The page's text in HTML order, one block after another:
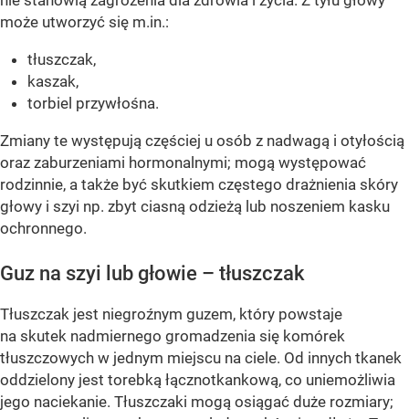
może utworzyć się m.in.:
tłuszczak,
kaszak,
torbiel przywłośna.
Zmiany te występują częściej u osób z nadwagą i otyłością
oraz zaburzeniami hormonalnymi; mogą występować
rodzinnie, a także być skutkiem częstego drażnienia skóry
głowy i szyi np. zbyt ciasną odzieżą lub noszeniem kasku
ochronnego.
Guz na szyi lub głowie – tłuszczak
Tłuszczak jest niegroźnym guzem, który powstaje
na skutek nadmiernego gromadzenia się komórek
tłuszczowych w jednym miejscu na ciele. Od innych tkanek
oddzielony jest torebką łącznotkankową, co uniemożliwia
jego naciekanie. Tłuszczaki mogą osiągać duże rozmiary;